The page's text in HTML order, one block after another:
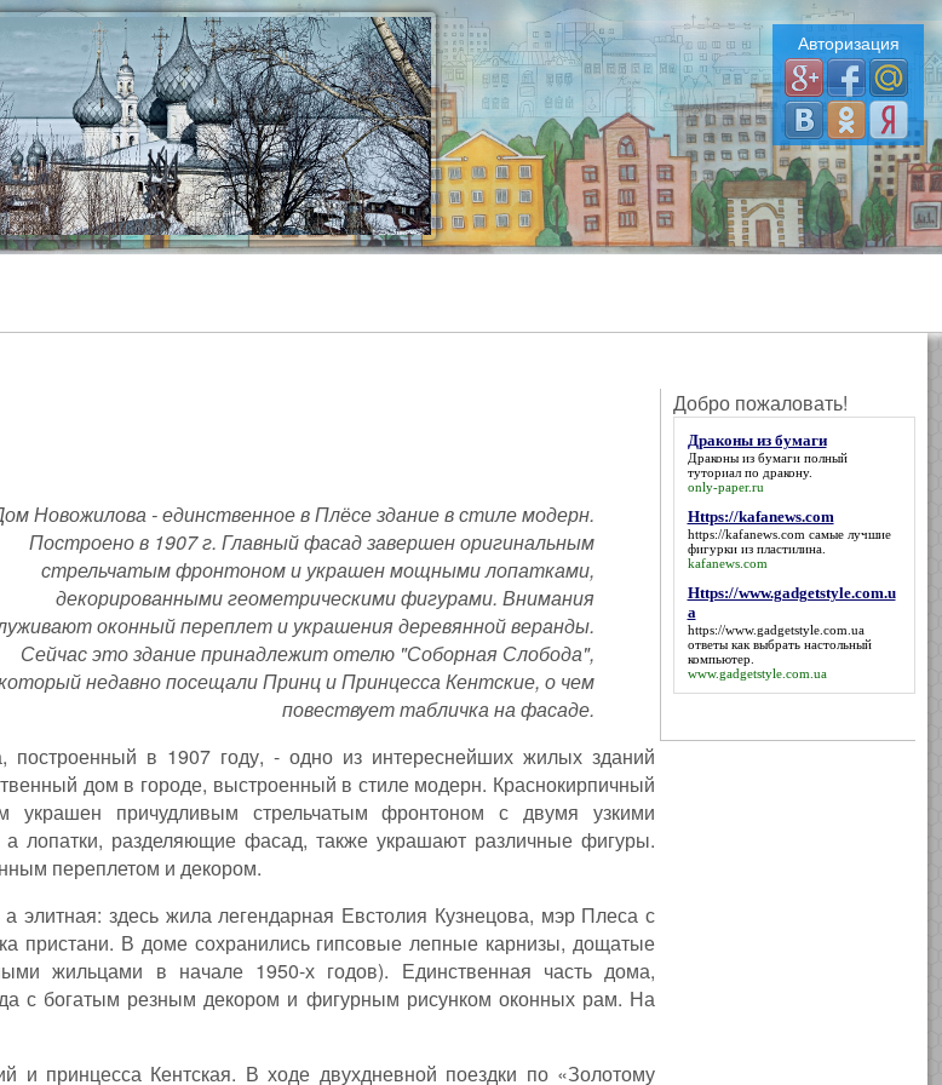
Авторизация
Добро пожаловать!
Драконы из бумаги
Драконы из бумагиполный
туториал по дракону.
only-paper.ru
Https://kafanews.com
https://kafanews.com самые лучшие
фигурки из пластилина.
kafanews.com
Https://www.gadgetstyle.com.u
a
https://www.gadgetstyle.com.ua
ответы как выбрать настольный
компьютер.
www.gadgetstyle.com.ua
Новожилова - единственное в Плёсе здание в стиле модерн.
Построено в 1907 г. Главный фасад завершен оригинальным
стрельчатым фронтоном и украшен мощными лопатками,
декорированными геометрическими фигурами. Внимания
оконный переплет и украшения деревянной веранды.
Сейчас это здание принадлежит отелю "Соборная Слобода",
недавно посещали Принц и Принцесса Кентские, о чем
повествует табличка на фасаде.
в 1907 году, - одно из интереснейших жилых зданий
дом в городе, выстроенный в стиле модерн. Краснокирпичный
украшен причудливым стрельчатым фронтоном с двумя узкими
лопатки, разделяющие фасад, также украшают различные фигуры.
переплетом и декором.
элитная: здесь жила легендарная Евстолия Кузнецова, мэр Плеса с
пристани. В доме сохранились гипсовые лепные карнизы, дощатые
жильцами в начале 1950-х годов). Единственная часть дома,
с богатым резным декором и фигурным рисунком оконных рам. На
и принцесса Кентская. В ходе двухдневной поездки по «Золотому